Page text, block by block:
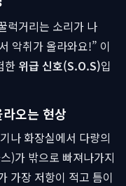
럭거리는 소리가 나
악취가 올라와요!” 이
한 위급 신호(S.O.S)입
오는 현상
나 화장실에서 다량의
)가 밖으로 빠져나가지
가장 저항이 적고 틈이